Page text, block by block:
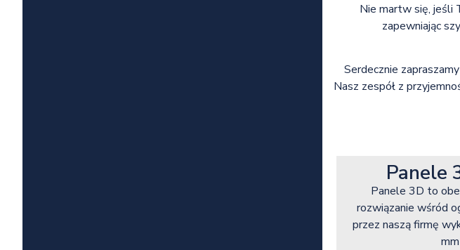
Nie martw się, jeśli
zapewniając
Serdecznie
Nasz zespół z
Panele
Panele 3D to
rozwiązanie wśród
przez naszą firmę